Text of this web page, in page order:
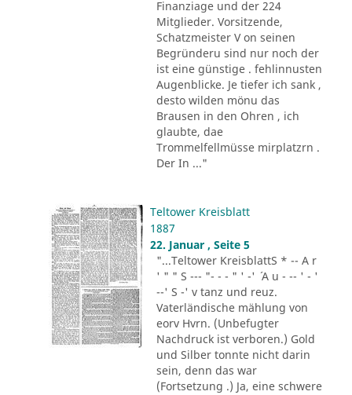
Finanziage und der 224
Mitglieder. Vorsitzende,
Schatzmeister V on seinen
Begründeru sind nur noch der
ist eine günstige . fehlinnusten
Augenblicke. Je tiefer ich sank ,
desto wilden mönu das
Brausen in den Ohren , ich
glaubte, dae
Trommelfellmüsse mirplatzrn .
Der In ..."
Teltower Kreisblatt
1887
22. Januar , Seite 5
"...Teltower KreisblattS * -- A r
' " " S --- "- - - " ' -' ´ A u - -- ' - '
--' S -' v tanz und reuz.
Vaterländische mählung von
eorv Hvrn. (Unbefugter
Nachdruck ist verboren.) Gold
und Silber tonnte nicht darin
sein, denn das war
(Fortsetzung .) Ja, eine schwere